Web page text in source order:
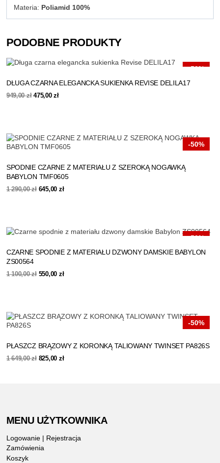
Materia: Poliamid 100%
PODOBNE PRODUKTY
-50%
DŁUGA CZARNA ELEGANCKA SUKIENKA REVISE DELILA17
949,00zł Pierwotna
475,00złAktualna
-50%
SPODNIE CZARNE Z MATERIAŁU Z SZEROKĄ NOGAWKĄ
BABYLON TMF0605
1 290,00zł Pierwotna
645,00 złAktualna
-50%
CZARNE SPODNIE Z MATERIAŁU DZWONY DAMSKIE BABYLON
ZS00564
1 100,00zł Pierwotna
550,00 złAktualna
-50%
PŁASZCZ BRĄZOWY Z KORONKĄ TALIOWANY TWINSET PA826S
1 649,00zł Pierwotna
825,00 złAktualna
MENU UŻYTKOWNIKA
Logowanie | Rejestracja
Zamówienia
Koszyk